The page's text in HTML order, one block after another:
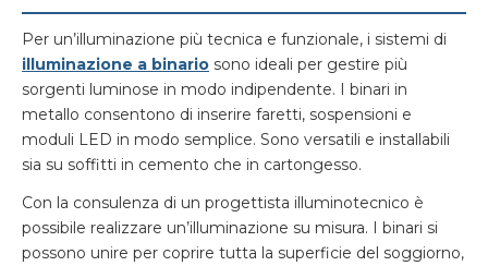
Per un’illuminazione più tecnica e funzionale, i sistemi di
illuminazione a binario sono ideali per gestire più
sorgenti luminose in modo indipendente. I binari in
metallo consentono di inserire faretti, sospensioni e
moduli LED in modo semplice. Sono versatili e installabili
sia su soffitti in cemento che in cartongesso.
Con la consulenza di un progettista illuminotecnico è
possibile realizzare un’illuminazione su misura. I binari si
possono unire per coprire tutta la superficie del soggiorno,